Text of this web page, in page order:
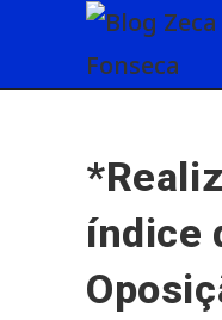
índice